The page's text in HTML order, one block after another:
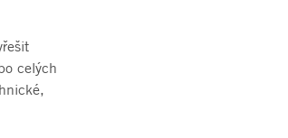
celých